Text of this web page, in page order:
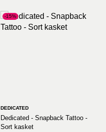
-15%
DEDICATED
Dedicated - Snapback Tattoo -
Sort kasket